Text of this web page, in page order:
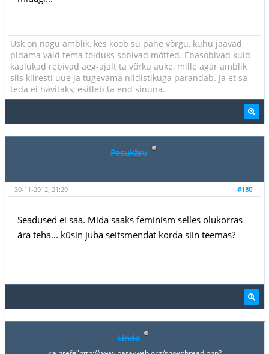
Usk on nagu ämblik, kes koob su pähe võrgu, kuhu jäävad
pidama vaid tema toiduks sobivad mõtted. Ebasobivad kuid
kaalukad rebivad aeg-ajalt ta võrku auke, mille agar ämblik
siis kiiresti uue ja tugevama niidistikuga parandab. Ja et sa
teda ei hävitaks, esitleb ta end sinuna.
Pesukäru
#180
30-11-2012, 21:29
Seadused ei saa. Mida saaks feminism selles olukorras
ära teha... küsin juba seitsmendat korda siin teemas?
Linda